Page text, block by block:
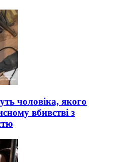
чоловіка, якого
вбивстві з